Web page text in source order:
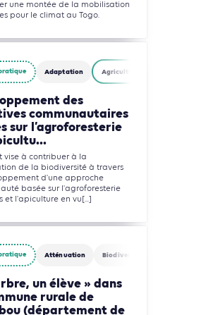
une montée de la mobilisation
pour le climat au Togo.
Adaptation Agriculture, Foresterie et
des
communautaires
sur l’agroforesterie
vise à contribuer à la
de la biodiversité à travers
d'une approche
basée sur l'agroforesterie
et l'apiculture en vu[...]
Atténuation Biodiversité
un élève » dans
rurale de
(département de